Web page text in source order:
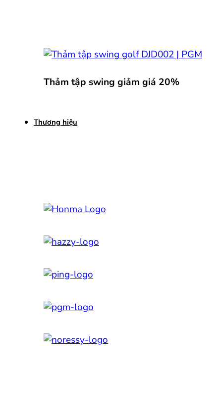
Thảm tập swing giảm giá 20%
Thương hiệu